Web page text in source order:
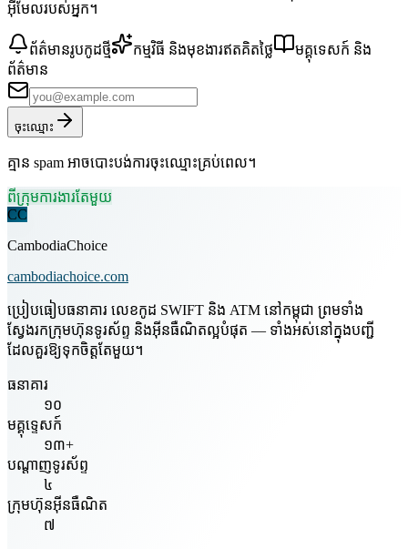
អ៊ីមែលរបស់អ្នក។
ព័ត៌មានរូបកូដថ្មី កម្មវិធី និងមុខងារឥតគិតថ្លៃ
មគ្គុទេសក៍ និង
ព័ត៌មាន
ចុះឈ្មោះ
គ្មាន spam អាចបោះបង់ការចុះឈ្មោះគ្រប់ពេល។
ពីក្រុមការងារតែមួយ
CC
CambodiaChoice
cambodiachoice.com
ប្រៀបធៀបធនាគារ លេខកូដ SWIFT និង ATM នៅកម្ពុជា ព្រមទាំង
ស្វែងរកក្រុមហ៊ុនទូរស័ព្ទ និងអ៊ីនធឺណិតល្អបំផុត — ទាំងអស់នៅក្នុងបញ្ជី
ដែលគួរឱ្យទុកចិត្តតែមួយ។
ធនាគារ
១០
មគ្គុទ្ទេសក៍
១៣+
បណ្តាញទូរស័ព្ទ
៤
ក្រុមហ៊ុនអ៊ីនធឺណិត
៧